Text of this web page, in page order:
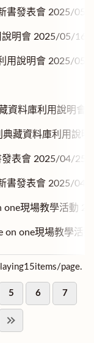
書發表會 2025/05/
用說明會 2025/05/
藏資料庫利用說
書發表會 2025/04/
on one現場教學活
page.
5 6 7